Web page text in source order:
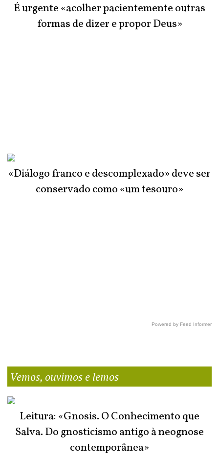
É urgente «acolher pacientemente outras
formas de dizer e propor Deus»
«Diálogo franco e descomplexado» deve ser
conservado como «um tesouro»
Powered by Feed Informer
Vemos, ouvimos e lemos
Leitura: «Gnosis. O Conhecimento que
Salva. Do gnosticismo antigo à neognose
contemporânea»